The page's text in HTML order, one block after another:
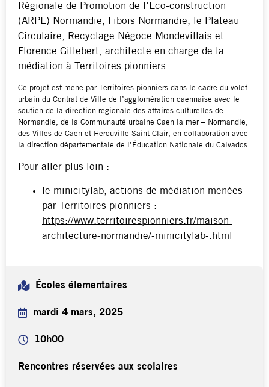
Régionale de Promotion de l’Eco-construction
(ARPE) Normandie, Fibois Normandie, le Plateau
Circulaire, Recyclage Négoce Mondevillais et
Florence Gillebert, architecte en charge de la
médiation à Territoires pionniers
Ce projet est mené par Territoires pionniers dans le cadre du volet
urbain du Contrat de Ville de l’agglomération caennaise avec le
soutien de la direction régionale des affaires culturelles de
Normandie, de la Communauté urbaine Caen la mer – Normandie,
des Villes de Caen et Hérouville Saint-Clair, en collaboration avec
la direction départementale de l’Éducation Nationale du Calvados.
Pour aller plus loin :
le minicitylab, actions de médiation menées
par Territoires pionniers :
https://www.territoirespionniers.fr/maison-
architecture-normandie/-minicitylab-.html
Écoles élementaires
mardi 4 mars, 2025
10h00
Rencontres réservées aux scolaires